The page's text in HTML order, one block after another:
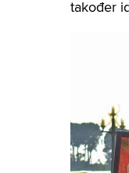
također